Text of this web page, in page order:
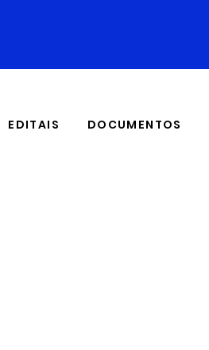
EDITAIS DOCUMENTOS